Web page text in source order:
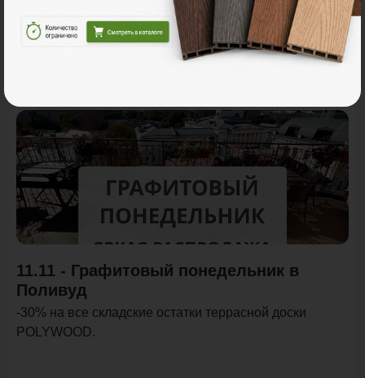
Акция
11.11 - Графитовый понедельник в
Поливуд
-30% на все складские остатки террасной доски
POLYWOOD.